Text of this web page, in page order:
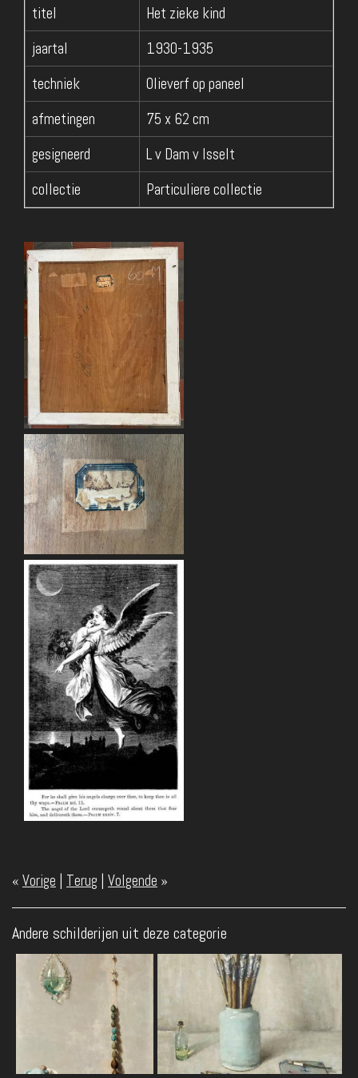
titel
Het zieke kind
jaartal
1930-1935
techniek
Olieverf op paneel
afmetingen
75 x 62 cm
gesigneerd
L v Dam v Isselt
collectie
Particuliere collectie
« Vorige Terug Volgende »
Andere schilderijen uit deze categorie